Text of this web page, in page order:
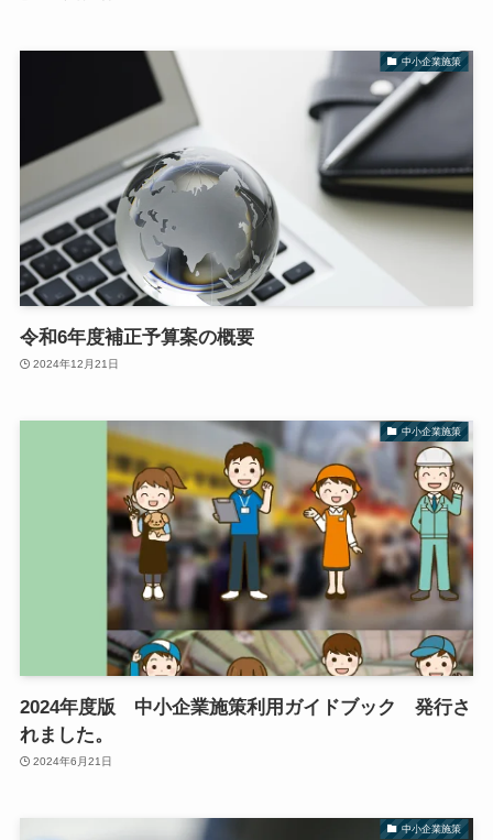
中小企業施策
令和6年度補正予算案の概要
2024年12月21日
中小企業施策
2024年度版 中小企業施策利用ガイドブック 発行さ
れました。
2024年6月21日
中小企業施策